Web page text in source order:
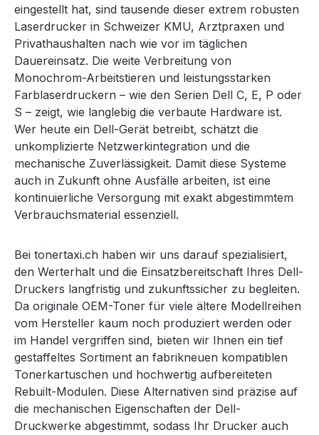
eingestellt hat, sind tausende dieser extrem robusten
Laserdrucker in Schweizer KMU, Arztpraxen und
Privathaushalten nach wie vor im täglichen
Dauereinsatz. Die weite Verbreitung von
Monochrom-Arbeitstieren und leistungsstarken
Farblaserdruckern – wie den Serien Dell C, E, P oder
S – zeigt, wie langlebig die verbaute Hardware ist.
Wer heute ein Dell-Gerät betreibt, schätzt die
unkomplizierte Netzwerkintegration und die
mechanische Zuverlässigkeit. Damit diese Systeme
auch in Zukunft ohne Ausfälle arbeiten, ist eine
kontinuierliche Versorgung mit exakt abgestimmtem
Verbrauchsmaterial essenziell.
Bei tonertaxi.ch haben wir uns darauf spezialisiert,
den Werterhalt und die Einsatzbereitschaft Ihres Dell-
Druckers langfristig und zukunftssicher zu begleiten.
Da originale OEM-Toner für viele ältere Modellreihen
vom Hersteller kaum noch produziert werden oder
im Handel vergriffen sind, bieten wir Ihnen ein tief
gestaffeltes Sortiment an fabrikneuen kompatiblen
Tonerkartuschen und hochwertig aufbereiteten
Rebuilt-Modulen. Diese Alternativen sind präzise auf
die mechanischen Eigenschaften der Dell-
Druckwerke abgestimmt, sodass Ihr Drucker auch